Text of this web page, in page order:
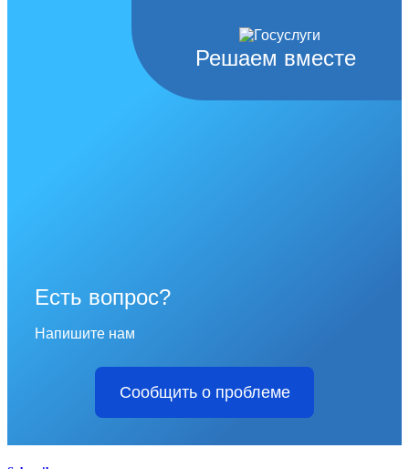
Решаем вместе
Есть вопрос?
Напишите нам
Сообщить о проблеме